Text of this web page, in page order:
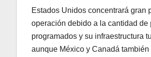
Estados Unidos concentrará gran
operación debido a la cantidad de
programados y su infraestructura
aunque México y Canadá también